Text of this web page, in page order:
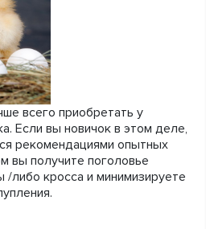
всего приобретать у
Если вы новичок в этом деле,
рекомендациями опытных
вы получите поголовье
либо кросса и минимизируете